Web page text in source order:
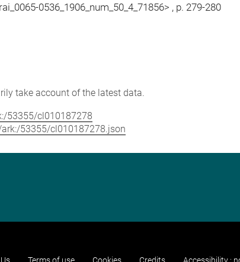
0536_1906_num_50_4_71856> , p. 279-280
take account of the latest data.
53355/cl010187278
53355/cl010187278.json